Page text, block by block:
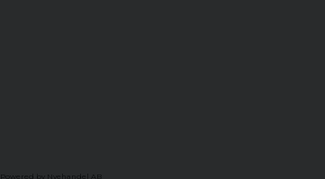
Powered by Nyehandel AB